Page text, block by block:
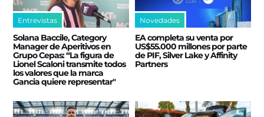
Entrevistas
Solana Baccile, Category
Manager de Aperitivos en
Grupo Cepas: “La figura de
Lionel Scaloni transmite todos
los valores que la marca
Gancia quiere representar"
Novedades
EA completa su venta por
US$55.000 millones por parte
de PIF, Silver Lake y Affinity
Partners